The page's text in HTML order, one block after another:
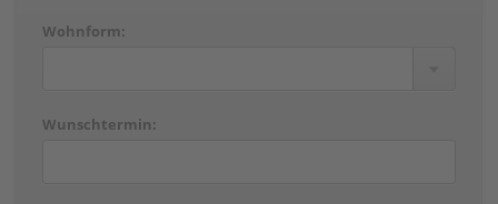
Wohnform:
Wunschtermin: